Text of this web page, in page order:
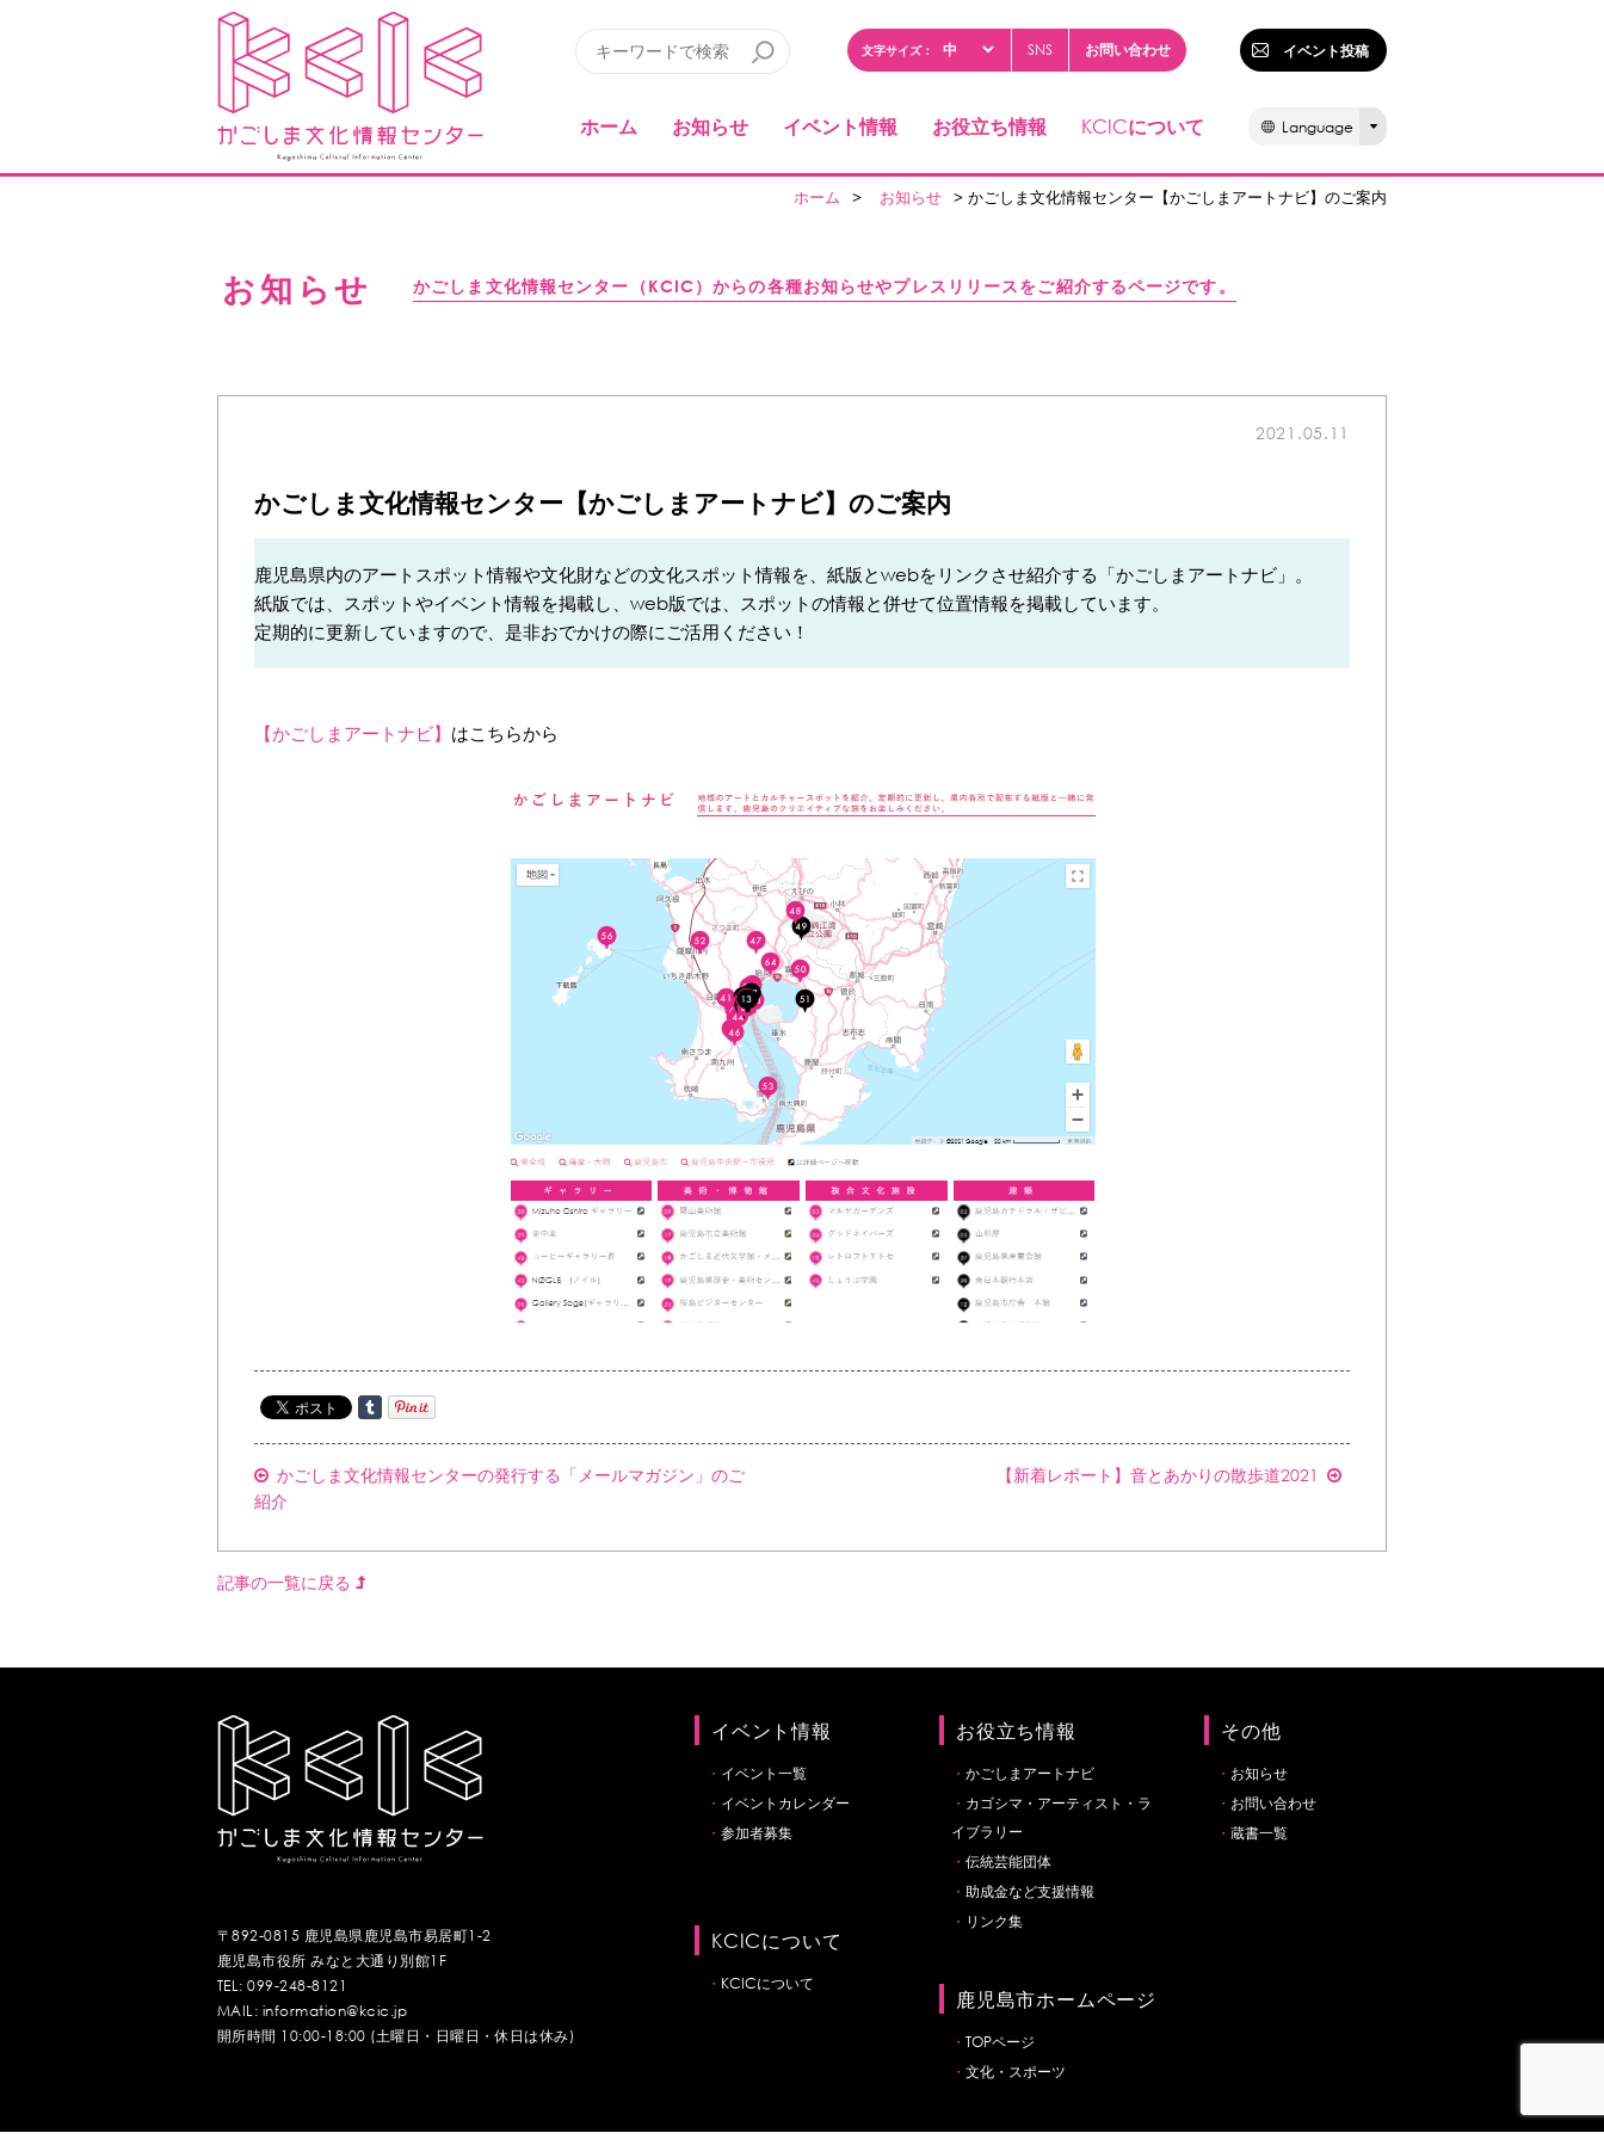
文字サイズ： SNS お問い合わせ イベント投稿
ホーム お知らせ イベント情報 お役立ち情報 KCICについて Language
ホーム > お知らせ > かごしま文化情報センター【かごしまアートナビ】のご案内
お知らせ かごしま文化情報センター（KCIC）からの各種お知らせやプレスリリースをご紹介するページです。
2021.05.11
かごしま文化情報センター【かごしまアートナビ】のご案内
鹿児島県内のアートスポット情報や文化財などの文化スポット情報を、紙版とwebをリンクさせ紹介する「かごしまアートナビ」。
紙版では、スポットやイベント情報を掲載し、web版では、スポットの情報と併せて位置情報を掲載しています。
定期的に更新していますので、是非おでかけの際にご活用ください！
【かごしまアートナビ】 はこちらから
かごしま文化情報センターの発行する「メールマガジン」のご
紹介
【新着レポート】音とあかりの散歩道2021
記事の一覧に戻る
〒892-0815 鹿児島県鹿児島市易居町1-2
鹿児島市役所 みなと大通り別館1F
TEL: 099-248-8121
MAIL: information@kcic.jp
開所時間 10:00-18:00 (土曜日・日曜日・休日は休み)
イベント情報
イベント一覧
イベントカレンダー
参加者募集
KCICについて
KCICについて
お役立ち情報
かごしまアートナビ
カゴシマ・アーティスト・ラ
イブラリー
伝統芸能団体
助成金など支援情報
リンク集
鹿児島市ホームページ
TOPページ
文化・スポーツ
その他
お知らせ
お問い合わせ
蔵書一覧